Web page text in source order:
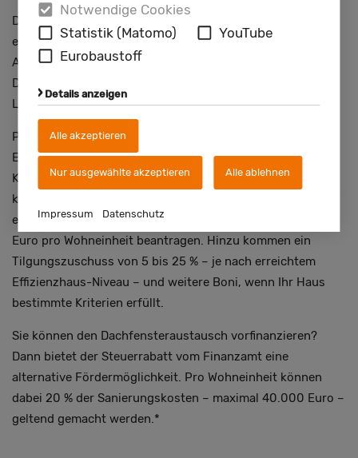
Notwendige Cookies
Statistik (Matomo)
YouTube
Eurobaustoff
Details anzeigen
Alle akzeptieren
Nur ausgewählte akzeptieren Alle ablehnen
Impressum Datenschutz
Der Dachfensteraustausch kann als Einzelmaßnahme mit
einem Zuschuss von 15 % vom Bundesamt für
Ausfuhrkontrolle (BAFA) gefördert werden. Neben
Dachfenster fallen u. a. auch Rollläden und Smart-Home-
Lösungen unter die BAFA-Förderung.
Planen Sie den Dachfensteraustausch nicht als
Einzelmaßnahme, sondern im Rahmen einer
Komplettsanierung auf einen KfW-Effizienzhaus-Standard,
können Sie im KfW-Programm „Wohngebäude – Kredit 261“
einen zinsgünstigen Förderkredit von maximal 150.000
Euro pro Wohneinheit beantragen. Hinzu kommen ein
Tilgungszuschuss von 5 bis 25 % – je nach erreichtem
Effizienzhaus-Niveau – und weitere Boni, wenn Ihr Haus
bestimmte Kriterien erfüllt.
Sie können den Dachfensteraustausch vorfinanzieren?
Dann bietet der Steuerrabatt vom Finanzamt eine
alternative Fördermöglichkeit. Pro Wohneinheit können
dabei 20 % der Sanierungskosten – maximal 40.000 Euro –
geltend gemacht werden.*